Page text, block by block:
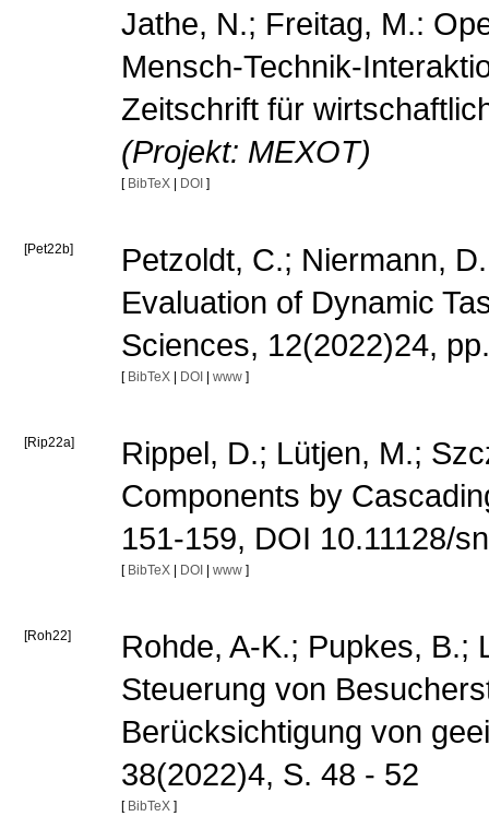
Jathe, N.; Freitag, M.:
Mensch-Technik-
Zeitschrift für
(Projekt: MEXOT)
[ BibTeX| DOI ]
[Pet22b]
Petzoldt, C.; Niermann,
Evaluation of Dynamic
Sciences, 12(2022)24,
[ BibTeX| DOI www ]
[Rip22a]
Rippel, D.; Lütjen, M.;
Components by
151-159, DOI 10.11128/
[ BibTeX| DOI www ]
[Roh22]
Rohde, A-K.; Pupkes, B.;
Steuerung von
Berücksichtigung von
38(2022)4, S. 48 - 52
[ BibTeX ]